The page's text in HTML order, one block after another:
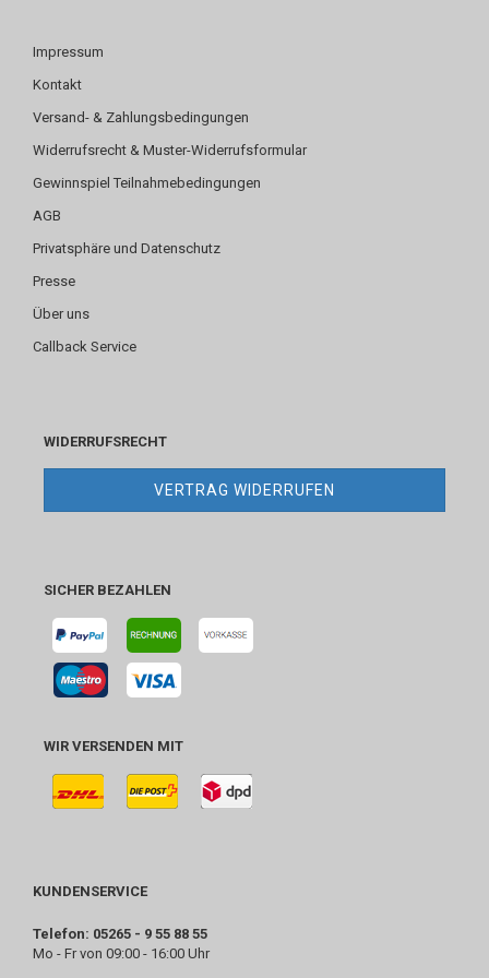
Impressum
Kontakt
Versand- & Zahlungsbedingungen
Widerrufsrecht & Muster-Widerrufsformular
Gewinnspiel Teilnahmebedingungen
AGB
Privatsphäre und Datenschutz
Presse
Über uns
Callback Service
WIDERRUFSRECHT
VERTRAG WIDERRUFEN
SICHER BEZAHLEN
WIR VERSENDEN MIT
KUNDENSERVICE
Telefon: 05265 - 9 55 88 55
Mo - Fr von 09:00 - 16:00 Uhr